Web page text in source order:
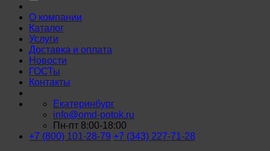
О компании
Каталог
Услуги
Доставка и оплата
Новости
ГОСТы
Контакты
Екатеринбург
info@omd-potok.ru
Пн-пт 8:00-18:00
+7 (800) 101-28-79 +7 (343) 227-71-28